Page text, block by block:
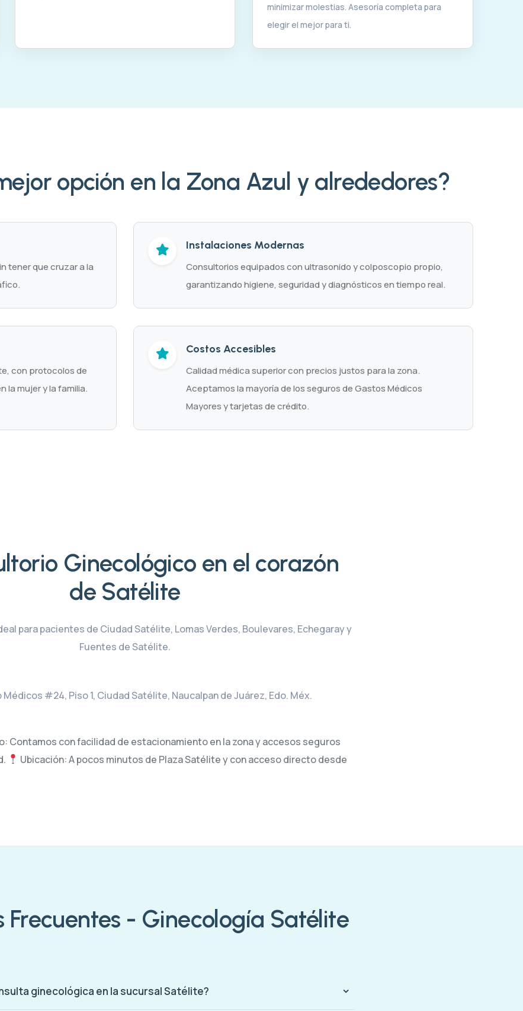
minimizar molestias. Asesoría completa para
elegir el mejor para ti.
opción en la Zona Azul y alrededores?
tener que cruzar a la
Instalaciones Modernas
Consultorios equipados con ultrasonido y colposcopio propio,
garantizando higiene, seguridad y diagnósticos en tiempo real.
con protocolos de
la mujer y la familia.
Costos Accesibles
Calidad médica superior con precios justos para la zona.
Aceptamos la mayoría de los seguros de Gastos Médicos
Mayores y tarjetas de crédito.
Ginecológico en el corazón
de Satélite
para pacientes de Ciudad Satélite, Lomas Verdes, Boulevares, Echegaray y
Fuentes de Satélite.
#24, Piso 1, Ciudad Satélite, Naucalpan de Juárez, Edo. Méx.
Contamos con facilidad de estacionamiento en la zona y accesos seguros
Ubicación: A pocos minutos de Plaza Satélite y con acceso directo desde
Frecuentes - Ginecología Satélite
ginecológica en la sucursal Satélite?